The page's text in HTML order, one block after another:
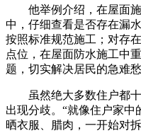
他举例介绍，在屋面施
中，仔细查看是否存在漏
按照标准规范施工；对存
点位，在屋面防水施工中
题，切实解决居民的急难愁
虽然绝大多数住户都十
出现分歧。“就像住户家
晒衣服、腊肉，一开始对